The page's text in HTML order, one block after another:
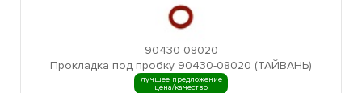
90430-08020
Прокладка под пробку 90430-08020 (ТАЙВАНЬ)
лучшее предложение
цена/качество